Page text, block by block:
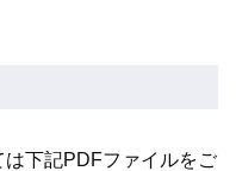
下記PDFファイルをご